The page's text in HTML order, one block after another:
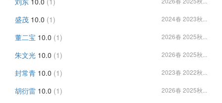
盛茂 10.0 (1) 2024春 2023秋...
董二宝 10.0 (1) 2026春 2025秋...
朱文光 10.0 (1) 2026春 2025秋...
封常青 10.0 (1) 2023春 2022秋...
胡衍雷 10.0 (1) 2026春 2025秋...